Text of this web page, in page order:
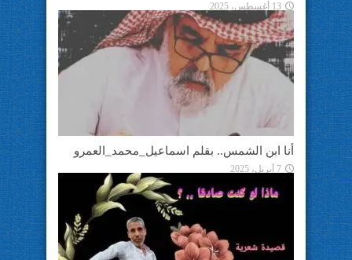
13 أغسطس، 2025
أنا ابن الشمس.. بقلم اسماعيل_محمد_العمرو
7 أبريل، 2025